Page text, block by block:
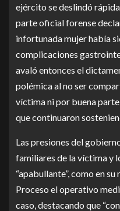
ejército se deslindó
parte oficial forense
infortunada mujer había
complicaciones
avaló entonces el
polémica al no ser
víctima ni por buena
que continuaron
Las presiones del
familiares de la víctima y
“apabullante”, como en
Proceso el operativo
caso, destacando que